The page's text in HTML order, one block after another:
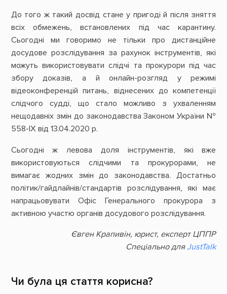
До того ж такий досвід стане у пригоді й після зняття
всіх обмежень, встановлених під час карантину.
Сьогодні ми говоримо не тільки про дистанційне
досудове розслідування за рахунок інструментів, які
можуть використовувати слідчі та прокурори під час
збору доказів, а й онлайн-розгляд у режимі
відеоконференцій питань, віднесених до компетенції
слідчого судді, що стало можливо з ухваленням
нещодавніх змін до законодавства Законом України №
558-ІХ від 13.04.2020 р.
Сьогодні ж левова доля інструментів, які вже
використовуються слідчими та прокурорами, не
вимагає жодних змін до законодавства. Достатньо
політик/гайдлайнів/стандартів розслідування, які має
напрацьовувати Офіс Генерального прокурора з
активною участю органів досудового розслідування.
Євген Крапивін, юрист, експерт ЦППР
Спеціально дляJustTalk
Чи була ця стаття корисна?